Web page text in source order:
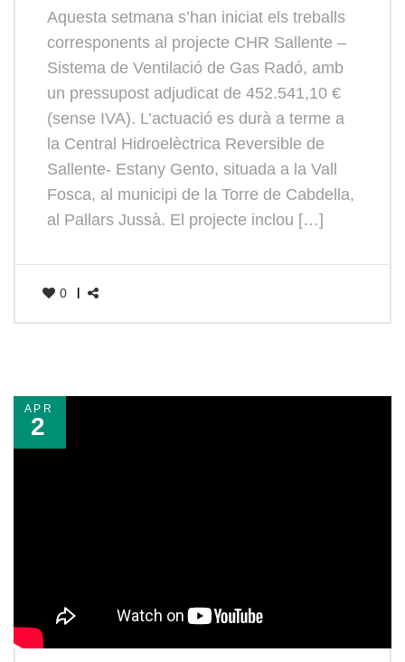
Aquesta setmana s’han iniciat els treballs
corresponents al projecte CHR Sallente –
Sistema de Ventilació de Gas Radó, amb
un pressupost adjudicat de 452.541,10 €
(sense IVA). L’actuació es durà a terme a
la Central Hidroelèctrica Reversible de
Sallente- Estany Gento, situada a la Vall
Fosca, al municipi de la Torre de Cabdella,
al Pallars Jussà. El projecte inclou […]
0
APR
2